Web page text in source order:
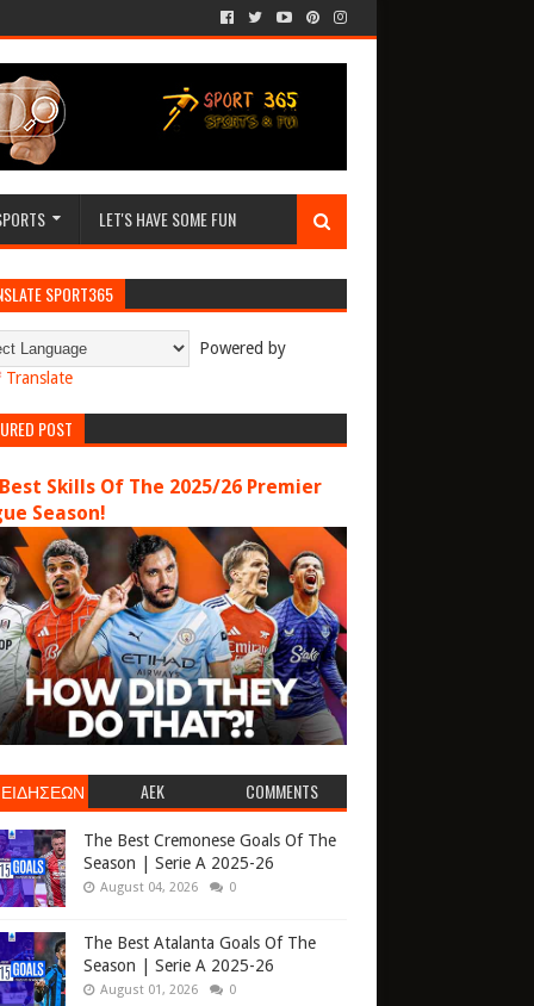
LET'S HAVE SOME FUN
SPORT365
Powered by
Translate
POST
Skills Of The 2025/26 Premier
Season!
AEK COMMENTS
The Best Cremonese Goals Of The
Season | Serie A 2025-26
August 04, 2026 0
The Best Atalanta Goals Of The
Season | Serie A 2025-26
August 01, 2026 0